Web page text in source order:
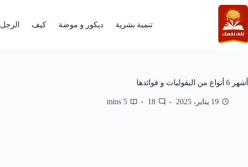
التجاوز
إلى
المحتوى
تنمية بشرية ديكور و موضة كيف الرجل
أشهر 6 أنواع من البقوليات و فوائدها
19 يناير، 2025 18
5 mins